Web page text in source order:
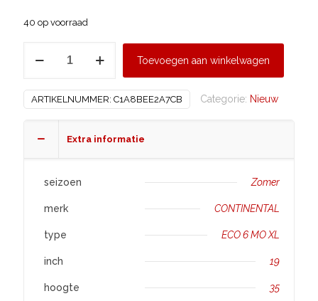
40 op voorraad
ECO
MO
Toevoegen aan winkelwagen
ARTIKELNUMMER: C1A8BEE2A7CB Categorie: Nieuw
Extra informatie
seizoen Zomer
merk CONTINENTAL
type ECO 6 MO XL
inch 19
hoogte 35